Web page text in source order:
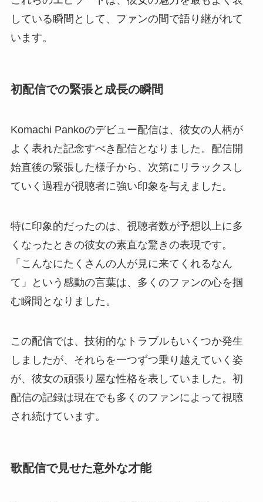
している瞬間として、ファンの間で語り継がれて
います。
初配信での緊張と成長の瞬間
Komachi Pankoのデビュー配信は、彼女の人柄が
よく表れた記念すべき配信となりました。配信開
始直後の緊張した様子から、次第にリラックスし
ていく過程が視聴者に強い印象を与えました。
特に印象的だったのは、視聴者数が予想以上に多
くなったときの彼女の素直な驚きの表現です。
「こんなにたくさんの人が見に来てくれるなん
て」という感動の言葉は、多くのファンの心を掴
む瞬間となりました。
この配信では、技術的なトラブルもいくつか発生
しましたが、それらを一つずつ乗り越えていく姿
が、彼女の頑張り屋な性格を表していました。初
配信の記録は現在でも多くのファンによって視聴
され続けています。
歌配信で見せた意外な才能